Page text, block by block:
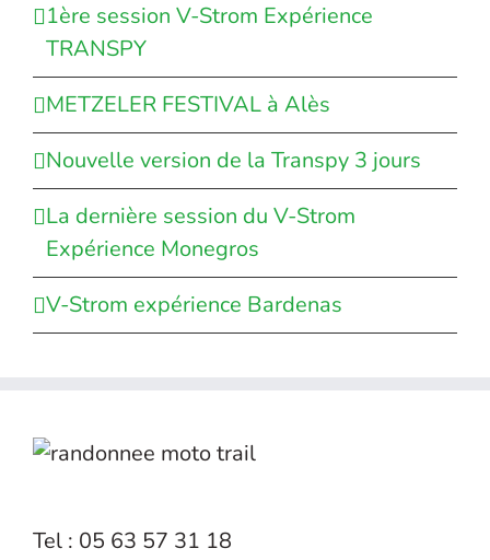
1ère session V-Strom Expérience
TRANSPY
METZELER FESTIVAL à Alès
Nouvelle version de la Transpy 3 jours
La dernière session du V-Strom
Expérience Monegros
V-Strom expérience Bardenas
Tel : 05 63 57 31 18